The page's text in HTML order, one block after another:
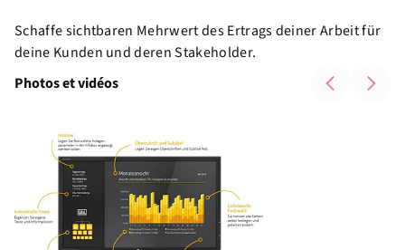
Schaffe sichtbaren Mehrwert des Ertrags deiner Arbeit für
deine Kunden und deren Stakeholder.
Photos et vidéos